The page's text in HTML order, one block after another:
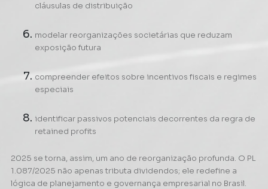
cláusulas de distribuição
modelar reorganizações societárias que reduzam
exposição futura
compreender efeitos sobre incentivos fiscais e regimes
especiais
identificar passivos potenciais decorrentes da regra de
retained profits
2025 se torna, assim, um ano de reorganização profunda. O PL
1.087/2025 não apenas tributa dividendos; ele redefine a
lógica de planejamento e governança empresarial no Brasil.